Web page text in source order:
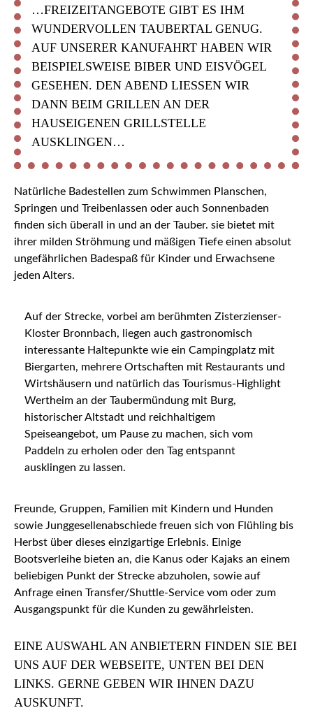
…FREIZEITANGEBOTE GIBT ES IHM
WUNDERVOLLEN TAUBERTAL GENUG.
AUF UNSERER KANUFAHRT HABEN WIR
BEISPIELSWEISE BIBER UND EISVÖGEL
GESEHEN. DEN ABEND LIESSEN WIR D
ANN BEIM GRILLEN AN DER H
AUSEIGENEN GRILLSTELLE A
USKLINGEN…
Natürliche Badestellen zum Schwimmen Planschen,
Springen und Treibenlassen oder auch Sonnenbaden
finden sich überall in und an der Tauber. sie bietet mit
ihrer milden Ströhmung und mäßigen Tiefe einen absolut
ungefährlichen Badespaß für Kinder und Erwachsene
jeden Alters.
Auf der Strecke, vorbei am berühmten Zisterzienser-
Kloster Bronnbach, liegen auch gastronomisch
interessante Haltepunkte wie ein Campingplatz mit
Biergarten, mehrere Ortschaften mit Restaurants und
Wirtshäusern und natürlich das Tourismus-Highlight
Wertheim an der Taubermündung mit Burg,
historischer Altstadt und reichhaltigem
Speiseangebot, um Pause zu machen, sich vom
Paddeln zu erholen oder den Tag entspannt
ausklingen zu lassen.
Freunde, Gruppen, Familien mit Kindern und Hunden
sowie Junggesellenabschiede freuen sich von Flühling bis
Herbst über dieses einzigartige Erlebnis. Einige
Bootsverleihe bieten an, die Kanus oder Kajaks an einem
beliebigen Punkt der Strecke abzuholen, sowie auf
Anfrage einen Transfer/Shuttle-Service vom oder zum
Ausgangspunkt für die Kunden zu gewährleisten.
EINE AUSWAHL AN ANBIETERN FINDEN SIE BEI
UNS AUF DER WEBSEITE, UNTEN BEI DEN
LINKS. GERNE GEBEN WIR IHNEN DAZU
AUSKUNFT.